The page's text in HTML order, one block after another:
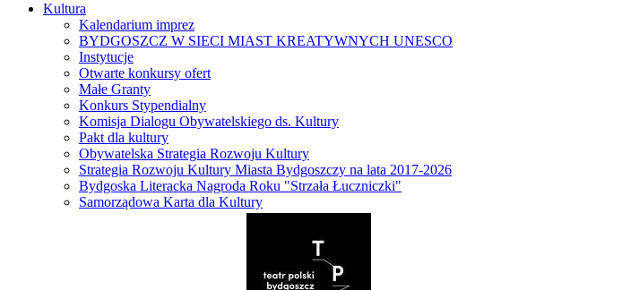
Kultura
Kalendarium imprez
BYDGOSZCZ W SIECI MIAST KREATYWNYCH UNESCO
Instytucje
Otwarte konkursy ofert
Małe Granty
Konkurs Stypendialny
Komisja Dialogu Obywatelskiego ds. Kultury
Pakt dla kultury
Obywatelska Strategia Rozwoju Kultury
Strategia Rozwoju Kultury Miasta Bydgoszczy na lata 2017-2026
Bydgoska Literacka Nagroda Roku "Strzała Łuczniczki"
Samorządowa Karta dla Kultury